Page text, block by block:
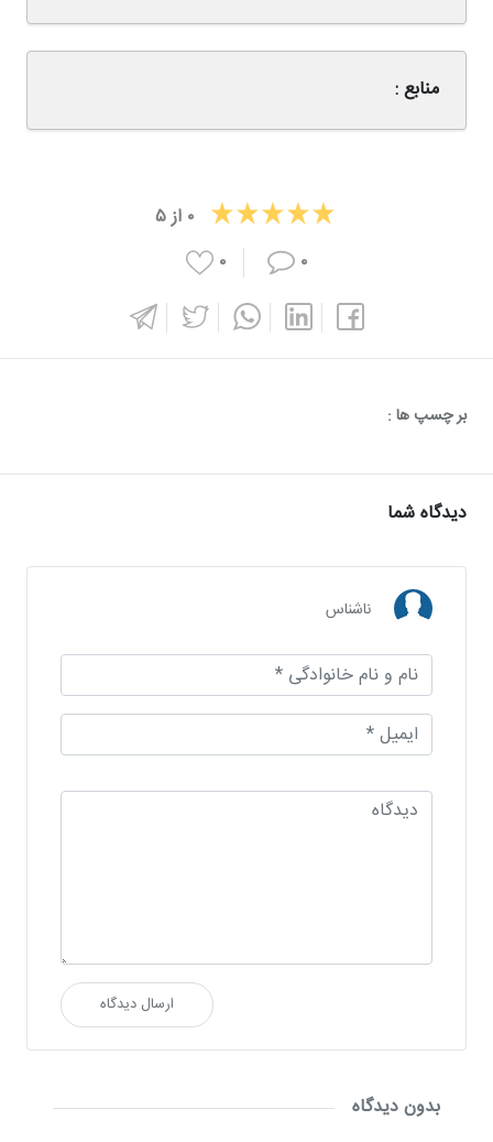
منابع :
۰ از۵
۰
۰
بر چسپ ها :
دیدگاه شما
ناشناس
ارسال دیدگاه
بدون دیدگاه